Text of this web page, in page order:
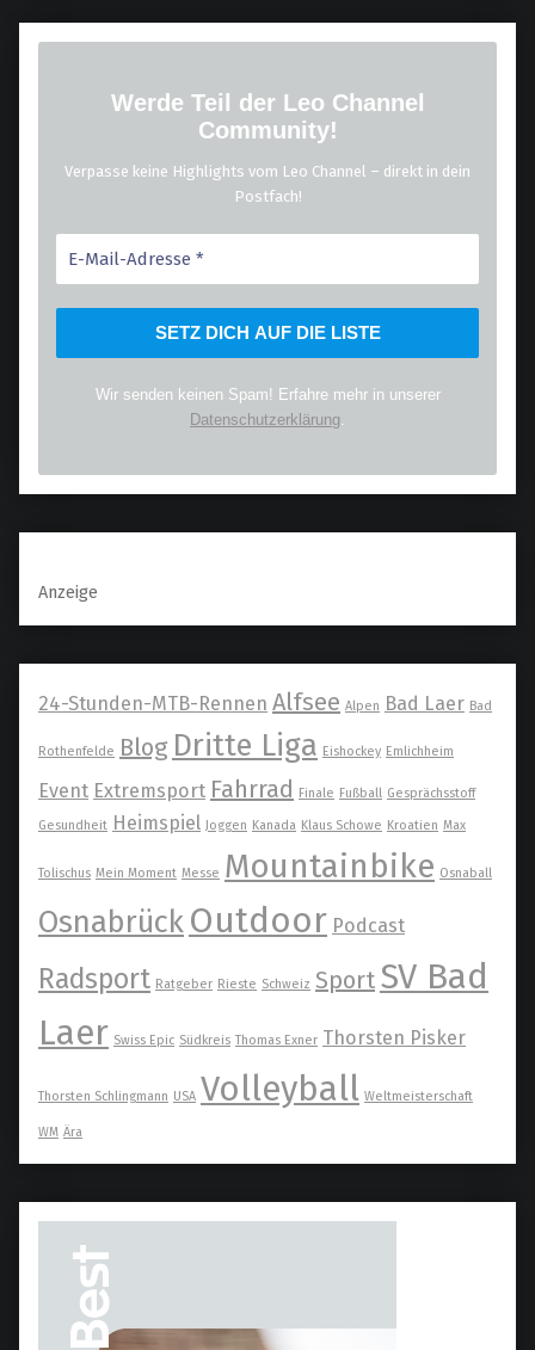
Werde Teil der Leo Channel
Community!
Verpasse keine Highlights vom Leo Channel – direkt in dein
Postfach!
Wir senden keinen Spam! Erfahre mehr in unserer
Datenschutzerklärung
Anzeige
24-Stunden-MTB-Rennen Alfsee Alpen Bad Laer Bad
Rothenfelde Blog Dritte Liga Eishockey Emlichheim
Event Extremsport Fahrrad Finale Fußball Gesprächsstoff
Gesundheit Heimspiel Joggen Kanada Klaus Schowe Kroatien Max
Tolischus Mein Moment Messe Mountainbike Osnaball
OsnabrückOutdoor Podcast
Radsport Ratgeber Rieste Schweiz Sport SV Bad
Laer Swiss Epic Südkreis Thomas Exner Thorsten Pisker
Thorsten Schlingmann USA Volleyball Weltmeisterschaft
WM Ära